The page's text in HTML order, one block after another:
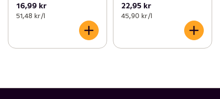
16,99 kr
51,48 kr /l
22,95 kr
45,90 kr /l